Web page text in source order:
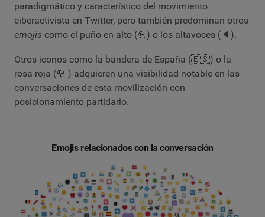
paradigmático y característico del movimiento
ciberactivista en Twitter, pero también predominan otros
emojis como el puño en alto (💪) o los altavoces (🔈).
Otros iconos como la bandera de España (🇪🇸) o la
rosa roja (🌹 ) adquieren una visibilidad notable en las
conversaciones de esta movilización con
posicionamiento partidario.
Emojis relacionados con la conversación